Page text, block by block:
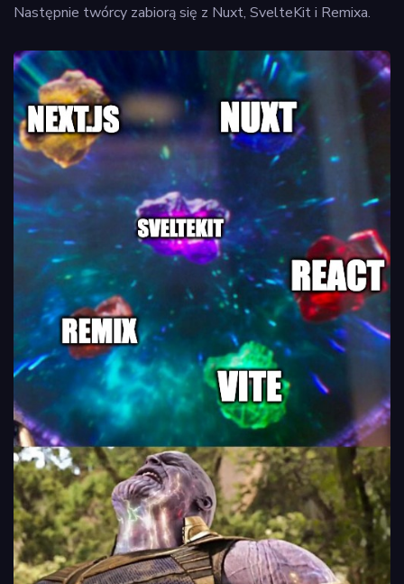
Następnie twórcy zabiorą się z Nuxt, SvelteKit i Remixa.